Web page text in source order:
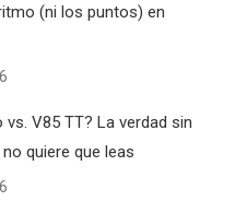
(ni los puntos) en
V85 TT? La verdad sin
quiere que leas